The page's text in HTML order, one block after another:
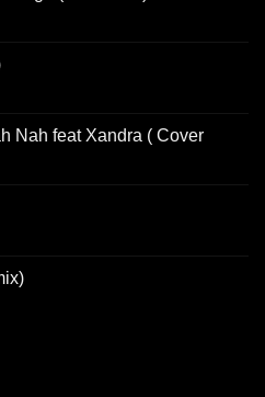
Nah feat Xandra ( Cover